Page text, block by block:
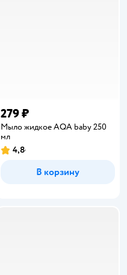
279 ₽
Мыло жидкое AQA baby 250
мл
Рейтинг:
4,8
В корзину